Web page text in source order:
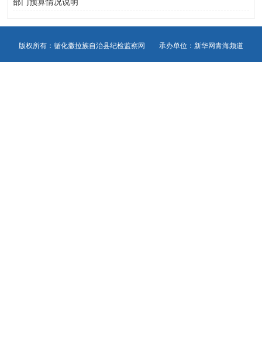
部门预算情况说明
版权所有：循化撒拉族自治县纪检监察网 承办单位：新华网青海频道